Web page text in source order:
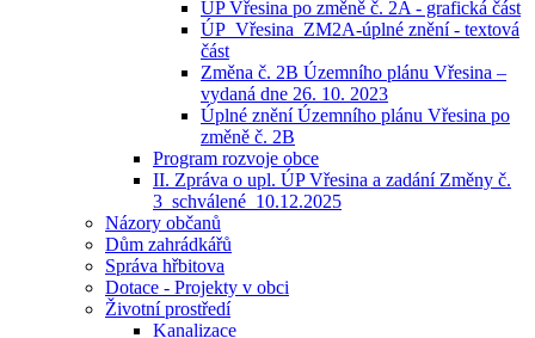
ÚP Vřesina po změně č. 2A - grafická část
ÚP_Vřesina_ZM2A-úplné znění - textová
část
Změna č. 2B Územního plánu Vřesina –
vydaná dne 26. 10. 2023
Úplné znění Územního plánu Vřesina po
změně č. 2B
Program rozvoje obce
II. Zpráva o upl. ÚP Vřesina a zadání Změny č.
3_schválené_10.12.2025
Názory občanů
Dům zahrádkářů
Správa hřbitova
Dotace - Projekty v obci
Životní prostředí
Kanalizace